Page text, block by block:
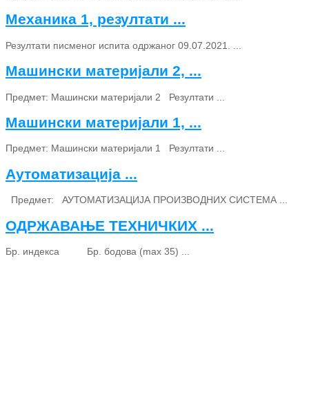
Механика 1, резултати ...
Резултати писменог испита одржаног 09.07.2021. ...
Машински материјали 2, ...
Предмет: Машински материјали 2 Резултати ...
Машински материјали 1, ...
Предмет: Машински материјали 1 Резултати ...
Аутоматизација ...
Предмет: АУТОМАТИЗАЦИЈА ПРОИЗВОДНИХ СИСТЕМА ...
ОДРЖАВАЊЕ ТЕХНИЧКИХ ...
Бр. индекса Бр. бодова (max 35) ...